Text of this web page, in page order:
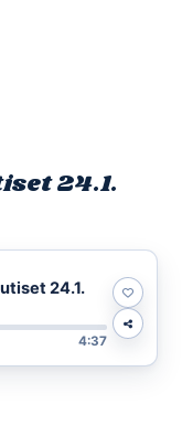
24.1.
24.1.
4:37